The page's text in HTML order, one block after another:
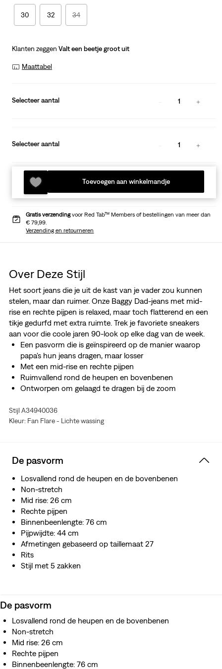
30 32 34
Klanten zeggen Valt een beetje groot uit
Maattabel
Selecteer aantal 1
Selecteer aantal 1
Toevoegen aan winkelmandje
Gratis verzendingvoor Red Tab™ Members of bestellingen van meer dan
€ 79,99.
Verzending en retourneren
Over Deze Stijl
Het soort jeans die je uit de kast van je vader zou kunnen
stelen, maar dan ruimer. Onze Baggy Dad-jeans met mid-
rise en rechte pijpen is relaxed, maar toch flatterend en een
tikje gedurfd met extra ruimte. Trek je favoriete sneakers
aan voor die coole jaren 90-look op elke dag van de week.
Een pasvorm die is geïnspireerd op de manier waarop
papa's hun jeans dragen, maar losser
Met een mid-rise en rechte pijpen
Ruimvallend rond de heupen en bovenbenen
Ontworpen om gelaagd te dragen bij de zoom
Stijl A34940036
Kleur: Fan Flare - Lichte wassing
De pasvorm
Losvallend rond de heupen en de bovenbenen
Non-stretch
Mid rise: 26 cm
Rechte pijpen
Binnenbeenlengte: 76 cm
Pijpwijdte: 44 cm
Afmetingen gebaseerd op taillemaat 27
Rits
Stijl met 5 zakken
De pasvorm
Losvallend rond de heupen en de bovenbenen
Non-stretch
Mid rise: 26 cm
Rechte pijpen
Binnenbeenlengte: 76 cm